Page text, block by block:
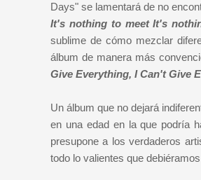
Days" se lamentará de no
It's nothing to meet It's
sublime de cómo mezclar
álbum de manera más
Give Everything, I Can't Give
Un álbum que no dejará
en una edad en la que podría
presupone a los verdaderos
todo lo valientes que